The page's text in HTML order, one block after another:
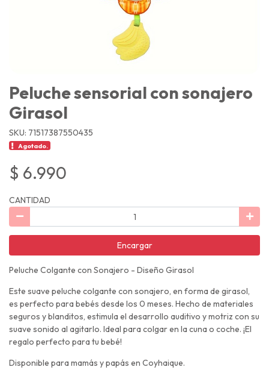
Peluche sensorial con sonajero
Girasol
SKU: 71517387550435
Agotado.
$ 6.990
CANTIDAD
Encargar
Peluche Colgante con Sonajero - Diseño Girasol
Este suave peluche colgante con sonajero, en forma de girasol,
es perfecto para bebés desde los 0 meses. Hecho de materiales
seguros y blanditos, estimula el desarrollo auditivo y motriz con su
suave sonido al agitarlo. Ideal para colgar en la cuna o coche. ¡El
regalo perfecto para tu bebé!
Disponible para mamás y papás en Coyhaique.